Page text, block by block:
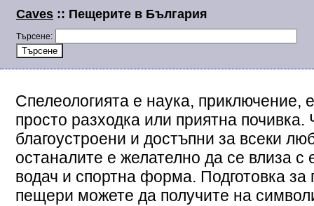
Caves :: Пещерите в България
Търсене:
Спелеологията е наука, приключение,
просто разходка или приятна
благоустроени и достъпни за всеки
останалите е желателно да се влиза
водач и спортна форма. Подготовка за
пещери можете да получите на